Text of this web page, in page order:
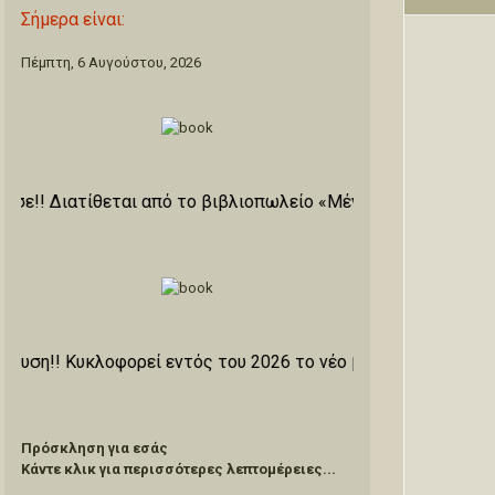
Σήμερα είναι:
Πέμπτη, 6 Αυγούστου, 2026
από το βιβλιοπωλείο «Μένανδρος» Οδό Ιπποκράτους
εντός του 2026 το νέο βιβλίο του ιστορικού
Πρόσκληση για εσάς
Κάντε κλικ για περισσότερες λεπτομέρειες...